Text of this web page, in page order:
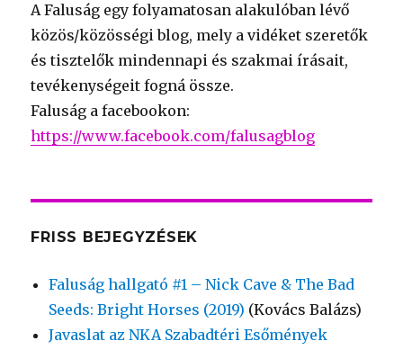
A Faluság egy folyamatosan alakulóban lévő
közös/közösségi blog, mely a vidéket szeretők
és tisztelők mindennapi és szakmai írásait,
tevékenységeit fogná össze.
Faluság a facebookon:
https://www.facebook.com/falusagblog
FRISS BEJEGYZÉSEK
Faluság hallgató #1 – Nick Cave & The Bad
Seeds: Bright Horses (2019) (Kovács Balázs)
Javaslat az NKA Szabadtéri Esőmények